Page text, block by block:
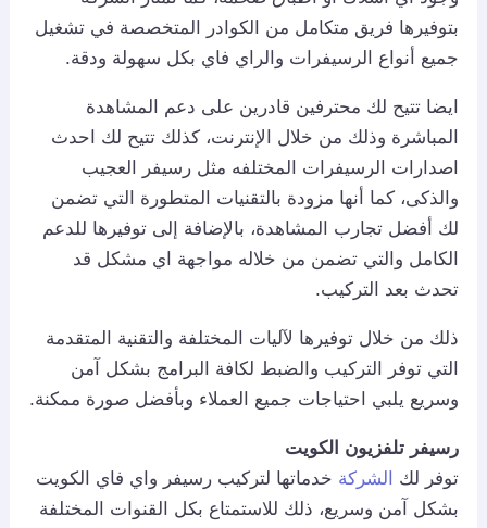
بتوفيرها فريق متكامل من الكوادر المتخصصة في تشغيل
جميع أنواع الرسيفرات والراي فاي بكل سهولة ودقة.
ايضا تتيح لك محترفين قادرين على دعم المشاهدة
المباشرة وذلك من خلال الإنترنت، كذلك تتيح لك احدث
اصدارات الرسيفرات المختلفه مثل رسيفر العجيب
والذكى، كما أنها مزودة بالتقنيات المتطورة التي تضمن
لك أفضل تجارب المشاهدة، بالإضافة إلى توفيرها للدعم
الكامل والتي تضمن من خلاله مواجهة اي مشكل قد
تحدث بعد التركيب.
ذلك من خلال توفيرها لآليات المختلفة والتقنية المتقدمة
التي توفر التركيب والضبط لكافة البرامج بشكل آمن
وسريع يلبي احتياجات جميع العملاء وبأفضل صورة ممكنة.
رسيفر تلفزيون الكويت
توفر لك
الشركة خدماتها لتركيب رسيفر واي فاي الكويت
بشكل آمن وسريع، ذلك للاستمتاع بكل القنوات المختلفة